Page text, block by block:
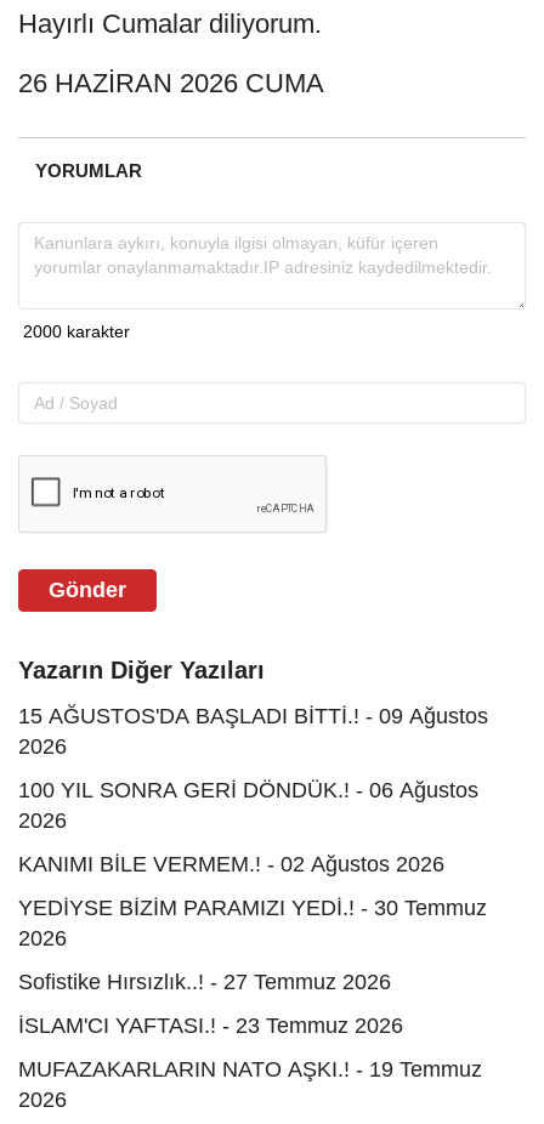
Hayırlı Cumalar diliyorum.
26 HAZİRAN 2026 CUMA
YORUMLAR
Gönder
Yazarın Diğer Yazıları
15 AĞUSTOS'DA BAŞLADI BİTTİ.! - 09 Ağustos
2026
100 YIL SONRA GERİ DÖNDÜK.! - 06 Ağustos
2026
KANIMI BİLE VERMEM.! - 02 Ağustos 2026
YEDİYSE BİZİM PARAMIZI YEDİ.! - 30 Temmuz
2026
Sofistike Hırsızlık..! - 27 Temmuz 2026
İSLAM'CI YAFTASI.! - 23 Temmuz 2026
MUFAZAKARLARIN NATO AŞKI.! - 19 Temmuz
2026